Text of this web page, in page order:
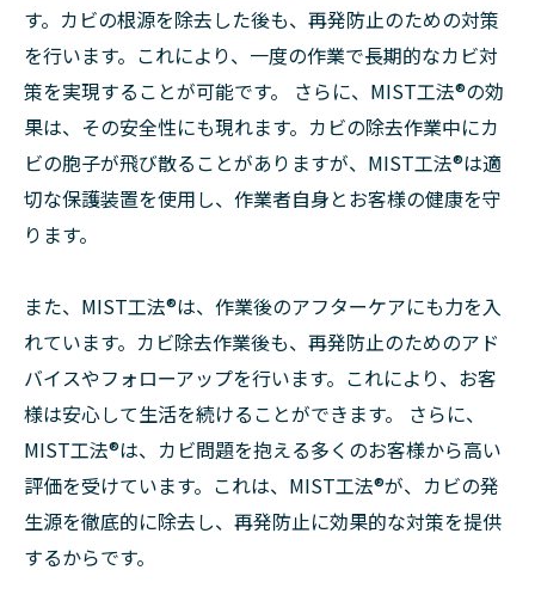
す。カビの根源を除去した後も、再発防止のための対策
を行います。これにより、一度の作業で長期的なカビ対
策を実現することが可能です。 さらに、MIST工法®の効
果は、その安全性にも現れます。カビの除去作業中にカ
ビの胞子が飛び散ることがありますが、MIST工法®は適
切な保護装置を使用し、作業者自身とお客様の健康を守
ります。
また、MIST工法®は、作業後のアフターケアにも力を入
れています。カビ除去作業後も、再発防止のためのアド
バイスやフォローアップを行います。これにより、お客
様は安心して生活を続けることができます。 さらに、
MIST工法®は、カビ問題を抱える多くのお客様から高い
評価を受けています。これは、MIST工法®が、カビの発
生源を徹底的に除去し、再発防止に効果的な対策を提供
するからです。